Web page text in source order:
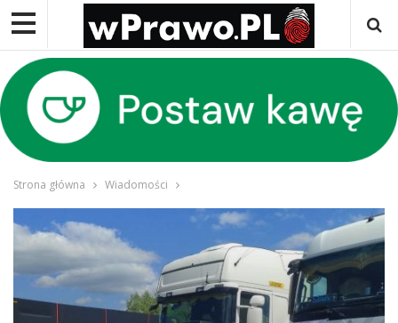
Strona główna Wiadomości